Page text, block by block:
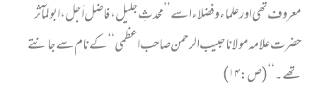
معروف تھی اور علماء وفضلاء اسے ’’ محدثِ جلیل، فاضل اَجل، ابولمآثر
حضرت علامہ مولانا حبیب الرحمن صاحب اعظمی ‘‘ کے نام سے جانتے
تھے۔‘‘ (ص:۱۴)